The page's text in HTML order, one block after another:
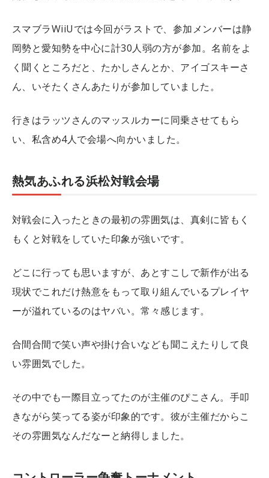
スマブラWiiUでは今回がラストで、参加メンバーは静
岡勢と愛知勢を中心に計30人弱の方が参加。名前をよ
く聞くところだと、たかしさんとか、アイゴスキーさ
ん、いそたくさんあたりが参加していました。
行きはラッツさんのマッスルカーに同乗させてもら
い、私含め4人で会場へ向かいました。
熱気あふれる浜松対戦会場
対戦会に入ったときの最初の雰囲気は、真剣に皆もく
もくと対戦をしていた印象が強いです。
どこに行っても思いますが、あとすこしで新作が出る
現状でこれだけ熱意をもって取り組んでいるプレイヤ
ーが溢れているのはヤバい。常々感じます。
合間合間で笑い声や掛け合いなども聞こえたりして良
い雰囲気でした。
その中でも一際目立ってたのが主催のぴこさん。手叩
きながら笑ってる姿が印象的です。彼が主催だからこ
その雰囲気なんだなーと納得しました。